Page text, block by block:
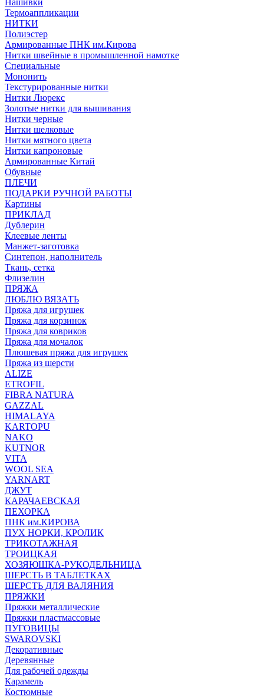
Нашивки
Термоаппликации
НИТКИ
Полиэстер
Армированные ПНК им.Кирова
Нитки швейные в промышленной намотке
Специальные
Мононить
Текстурированные нитки
Нитки Люрекс
Золотые нитки для вышивания
Нитки черные
Нитки шелковые
Нитки мятного цвета
Нитки капроновые
Армированные Китай
Обувные
ПЛЕЧИ
ПОДАРКИ РУЧНОЙ РАБОТЫ
Картины
ПРИКЛАД
Дублерин
Клеевые ленты
Манжет-заготовка
Синтепон, наполнитель
Ткань, сетка
Флизелин
ПРЯЖА
ЛЮБЛЮ ВЯЗАТЬ
Пряжа для игрушек
Пряжа для корзинок
Пряжа для ковриков
Пряжа для мочалок
Плюшевая пряжа для игрушек
Пряжа из шерсти
ALIZE
ETROFIL
FIBRA NATURA
GAZZAL
HIMALAYA
KARTOPU
NAKO
KUTNOR
VITA
WOOL SEA
YARNART
ДЖУТ
КАРАЧАЕВСКАЯ
ПЕХОРКА
ПНК им.КИРОВА
ПУХ НОРКИ, КРОЛИК
ТРИКОТАЖНАЯ
ТРОИЦКАЯ
ХОЗЯЮШКА-РУКОДЕЛЬНИЦА
ШЕРСТЬ В ТАБЛЕТКАХ
ШЕРСТЬ ДЛЯ ВАЛЯНИЯ
ПРЯЖКИ
Пряжки металлические
Пряжки пластмассовые
ПУГОВИЦЫ
SWAROVSKI
Декоративные
Деревянные
Для рабочей одежды
Карамель
Костюмные